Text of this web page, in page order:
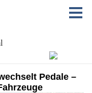
Pedale –